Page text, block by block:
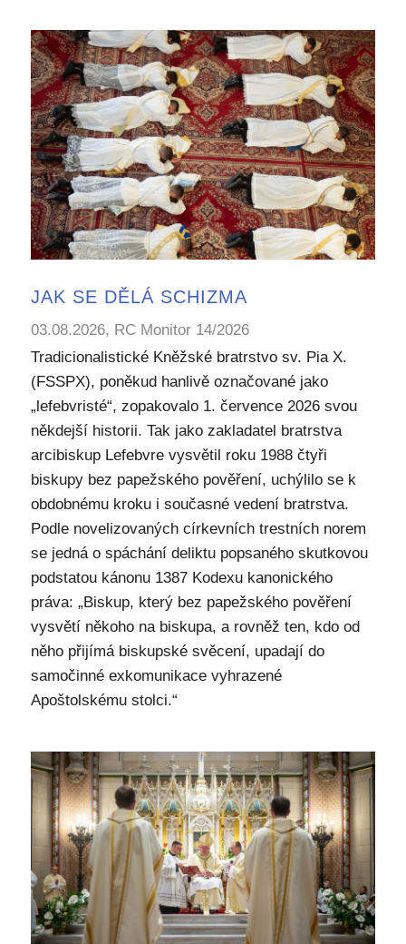
JAK SE DĚLÁ SCHIZMA
03.08.2026, RC Monitor 14/2026
Tradicionalistické Kněžské bratrstvo sv. Pia X.
(FSSPX), poněkud hanlivě označované jako
„lefebvristé“, zopakovalo 1. července 2026 svou
někdejší historii. Tak jako zakladatel bratrstva
arcibiskup Lefebvre vysvětil roku 1988 čtyři
biskupy bez papežského pověření, uchýlilo se k
obdobnému kroku i současné vedení bratrstva.
Podle novelizovaných církevních trestních norem
se jedná o spáchání deliktu popsaného skutkovou
podstatou kánonu 1387 Kodexu kanonického
práva: „Biskup, který bez papežského pověření
vysvětí někoho na biskupa, a rovněž ten, kdo od
něho přijímá biskupské svěcení, upadají do
samočinné exkomunikace vyhrazené
Apoštolskému stolci.“